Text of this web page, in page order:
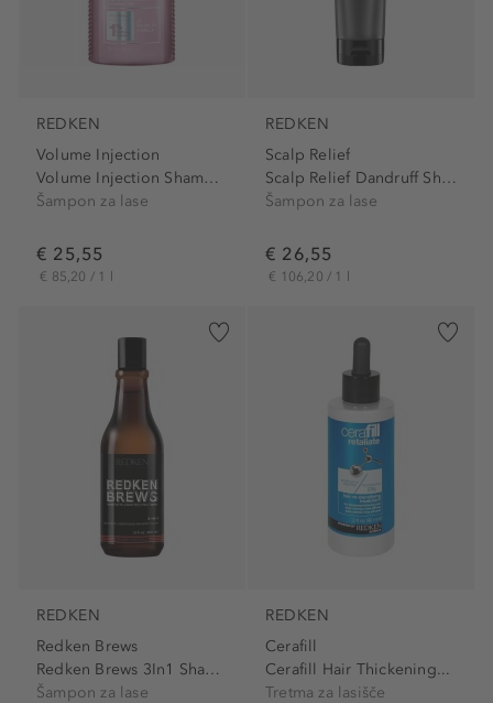
REDKEN
Volume Injection
Volume Injection Shampoo
Šampon za lase
€ 25,55
€ 85,20 / 1 l
REDKEN
Scalp Relief
Scalp Relief Dandruff Shampoo
Šampon za lase
€ 26,55
€ 106,20 / 1 l
REDKEN
Redken Brews
Redken Brews 3In1 Shampoo
Šampon za lase
REDKEN
Cerafill
Cerafill Hair Thickening...
Tretma za lasišče